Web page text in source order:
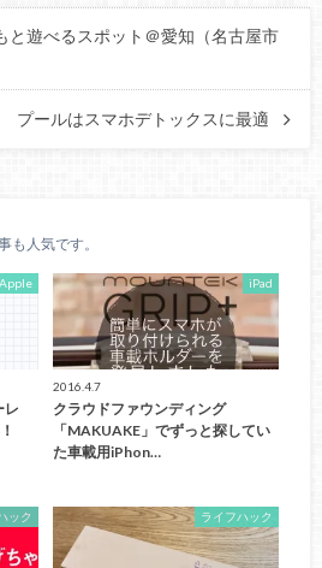
と遊べるスポット＠愛知（名古屋市
プールはスマホデトックスに最適
も人気です。
Apple
レ
iPad
2016.4.7
クラウドファウンディング
「MAKUAKE」でずっと探してい
た車載用iPhon…
ック ライフハック